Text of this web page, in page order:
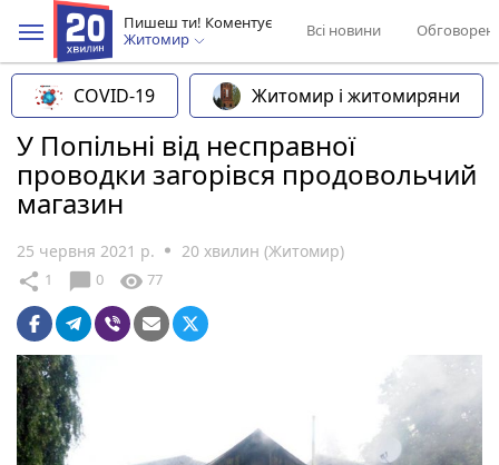
Пишеш ти! Коментує
Житомир
Всі новини
COVID-19 Житомир і житомиряни
У Попільні від несправної
проводки загорівся продовольчий
магазин
25 червня 2021 р. 20 хвилин (Житомир)
share 1 chat_bubble 0 visibility 77